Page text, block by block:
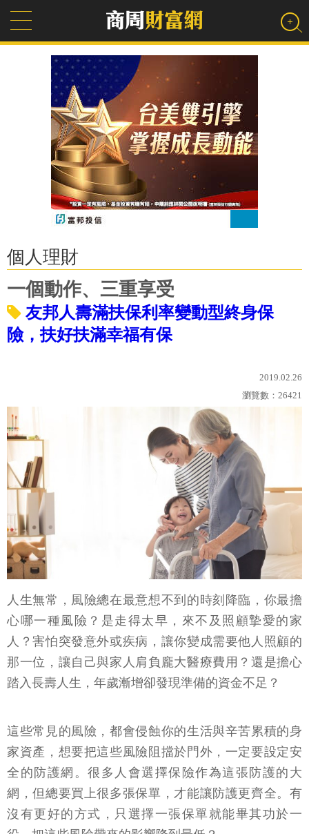
個人理財
一個動作、三重享受
友邦人壽滿扶保利率變動型終身保
險，扶好扶滿幸福有保
2019.02.26
瀏覽數： 26421
人生無常，風險總在最意想不到的時刻降臨，你最擔
心哪一種風險？是走得太早，來不及照顧摯愛的家
人？害怕突發意外或疾病，讓你變成需要他人照顧的
那一位，讓自己與家人肩負龐大醫療費用？還是擔心
踏入長壽人生，年歲漸增卻發現準備的資金不足？
這些常見的風險，都會侵蝕你的生活與辛苦累積的身
家資產，想要把這些風險阻擋於門外，一定要設定安
全的防護網。很多人會選擇保險作為這張防護的大
網，但總要買上很多張保單，才能讓防護更齊全。有
沒有更好的方式，只選擇一張保單就能畢其功於一